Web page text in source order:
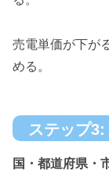
売電単価が下が
める。
ステップ
国・都道府県・